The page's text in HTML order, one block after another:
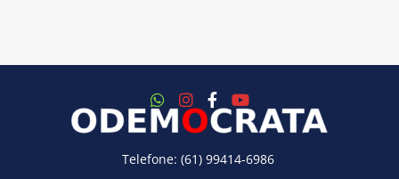
Telefone: (61) 99414-6986